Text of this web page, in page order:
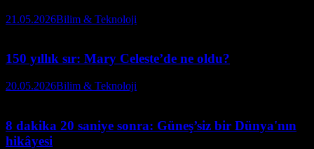
21.05.2026Bilim & Teknoloji
150 yıllık sır: Mary Celeste’de ne oldu?
20.05.2026Bilim & Teknoloji
8 dakika 20 saniye sonra: Güneş’siz bir Dünya'nın
hikâyesi